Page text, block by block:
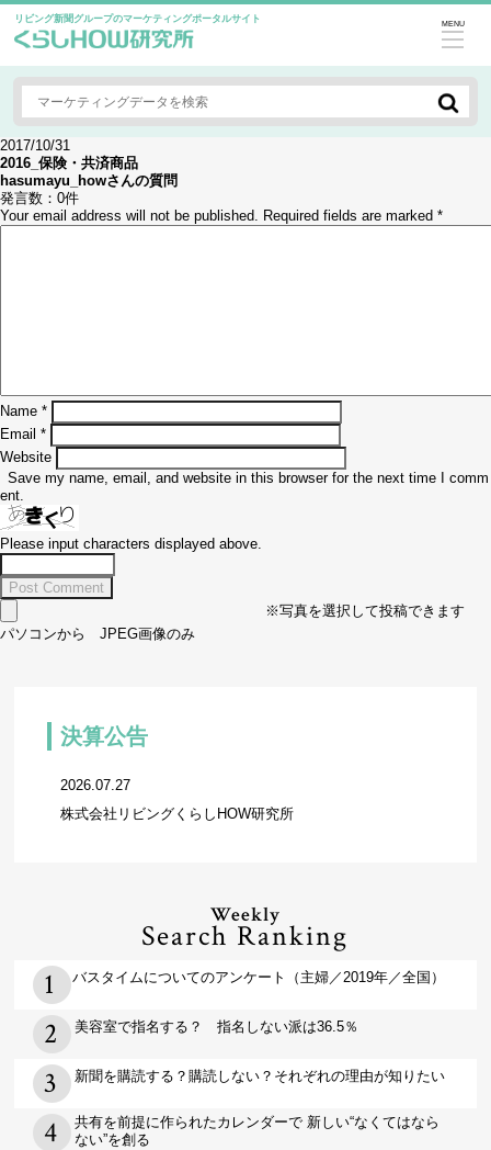
リビング新聞グループのマーケティングポータルサイト MENU
2017/10/31
2016_保険・共済商品
hasumayu_howさんの質問
発言数： 0件
Your email address will not be published. Required fields are marked *
Name *
Email *
Website
Save my name, email, and website in this browser for the next time I comm
ent.
Please input characters displayed above.
※写真を選択して投稿できます
パソコンから JPEG画像のみ
決算公告
2026.07.27
株式会社リビングくらしHOW研究所
Weekly
Search Ranking
バスタイムについてのアンケート（主婦／2019年／全国）
美容室で指名する？ 指名しない派は36.5％
新聞を購読する？購読しない？それぞれの理由が知りたい
共有を前提に作られたカレンダーで 新しい“なくてはなら
ない”を創る